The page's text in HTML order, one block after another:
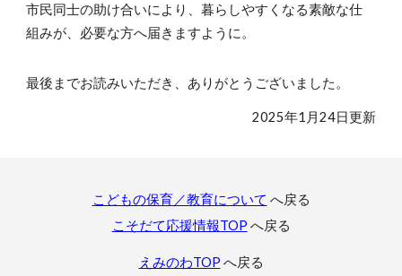
市民同士の助け合いにより、暮らしやすくなる素敵な仕
組みが、必要な方へ届きますように。
最後までお読みいただき、ありがとうございました。
2025年1月24日更新
こどもの保育／教育について へ戻る
こそだて応援情報TOP へ戻る
えみのわTOP へ戻る